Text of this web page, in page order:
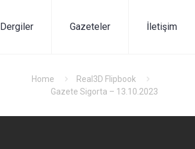
Dergiler Gazeteler İletişim
Home
Real3D Flipbook
Gazete Sigorta – 13.10.2023